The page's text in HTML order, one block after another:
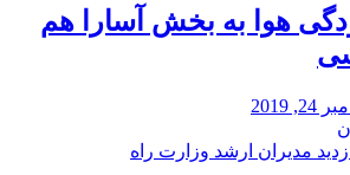
هوا به بخش آسارا هم
2019